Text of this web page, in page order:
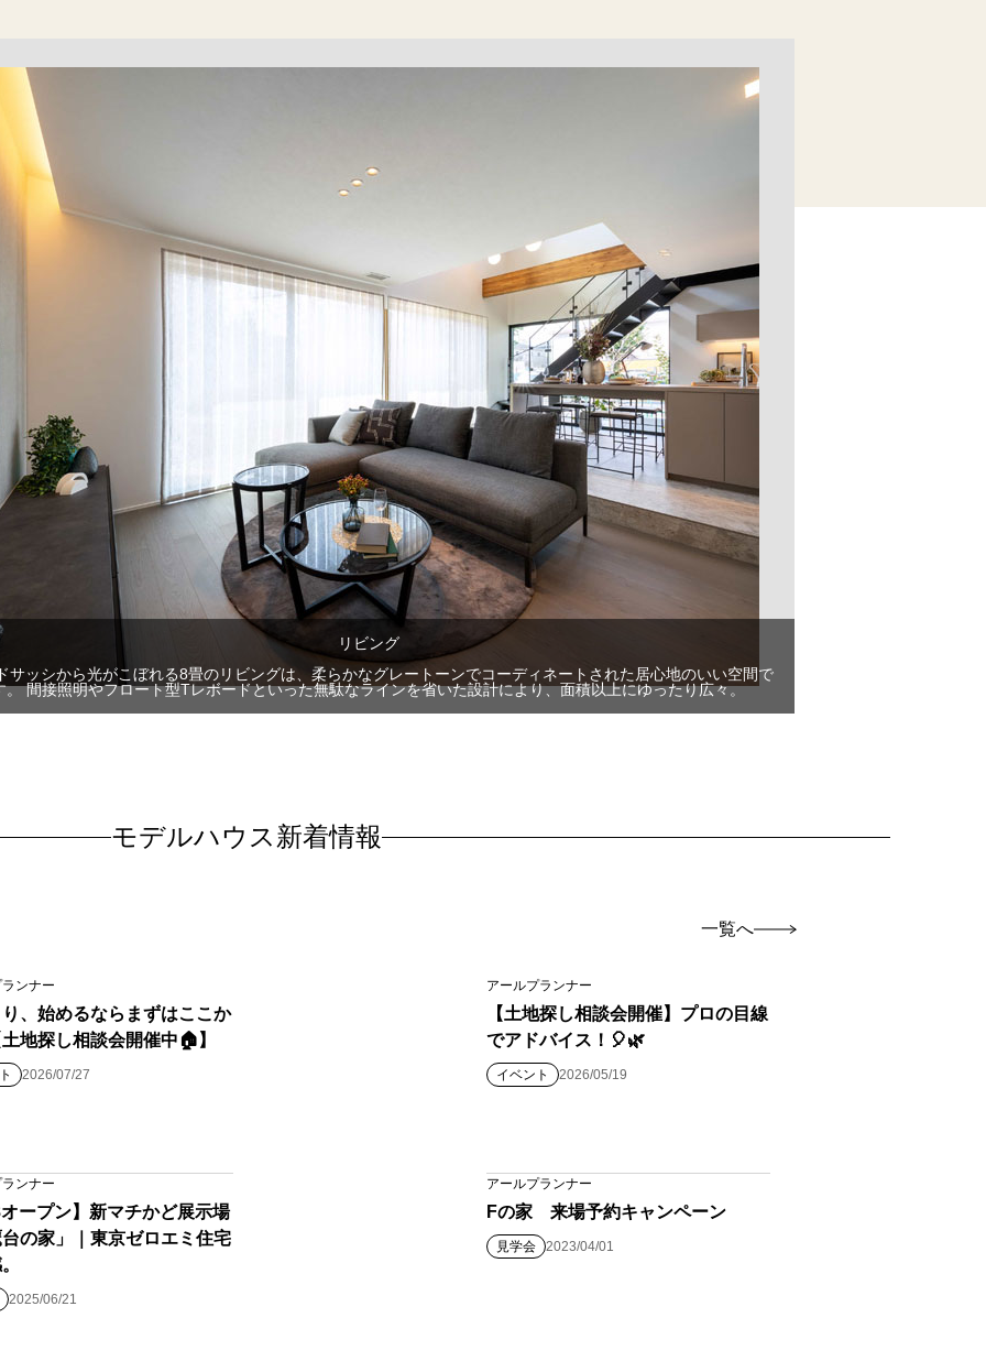
リビング
サッシから光がこぼれる8畳のリビングは、柔らかなグレートーンでコーディネートされた居心地のいい空間で
。 間接照明やフロート型Tレボードといった無駄なラインを省いた設計により、面積以上にゆったり広々。
モデルハウス新着情報
一覧へ
ンナー
、始めるならまずはここか
地探し相談会開催中🏠】
2026/07/27
アールプランナー
【土地探し相談会開催】プロの目線
でアドバイス！🎈🌿
イベント 2026/05/19
ンナー
ープン】新マチかど展示場
の家」｜東京ゼロエミ住宅
2025/06/21
アールプランナー
Fの家 来場予約キャンペーン
見学会 2023/04/01